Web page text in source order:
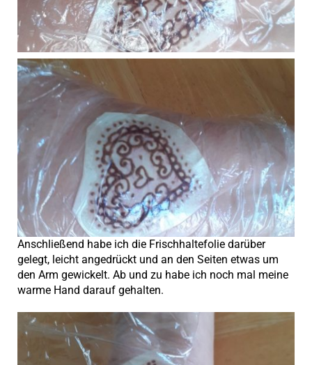
Anschließend habe ich die Frischhaltefolie darüber
gelegt, leicht angedrückt und an den Seiten etwas um
den Arm gewickelt. Ab und zu habe ich noch mal meine
warme Hand darauf gehalten.